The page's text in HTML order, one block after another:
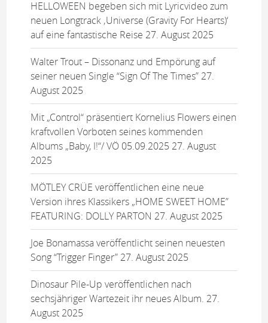
HELLOWEEN begeben sich mit Lyricvideo zum
neuen Longtrack ‚Universe (Gravity For Hearts)‘
auf eine fantastische Reise 27. August 2025
Walter Trout – Dissonanz und Empörung auf
seiner neuen Single “Sign Of The Times” 27.
August 2025
Mit „Control“ präsentiert Kornelius Flowers einen
kraftvollen Vorboten seines kommenden
Albums „Baby, I!“/ VÖ 05.09.2025 27. August
2025
MÖTLEY CRÜE veröffentlichen eine neue
Version ihres Klassikers „HOME SWEET HOME”
FEATURING: DOLLY PARTON 27. August 2025
Joe Bonamassa veröffentlicht seinen neuesten
Song “Trigger Finger” 27. August 2025
Dinosaur Pile-Up veröffentlichen nach
sechsjähriger Wartezeit ihr neues Album. 27.
August 2025